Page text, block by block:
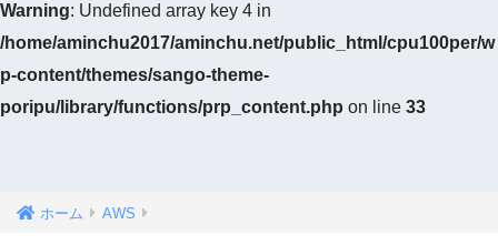
Warning: Undefined array key 4 in
/home/aminchu2017/aminchu.net/public_html/cpu100per/w
p-content/themes/sango-theme-
poripu/library/functions/prp_content.php on line 33
ホーム AWS